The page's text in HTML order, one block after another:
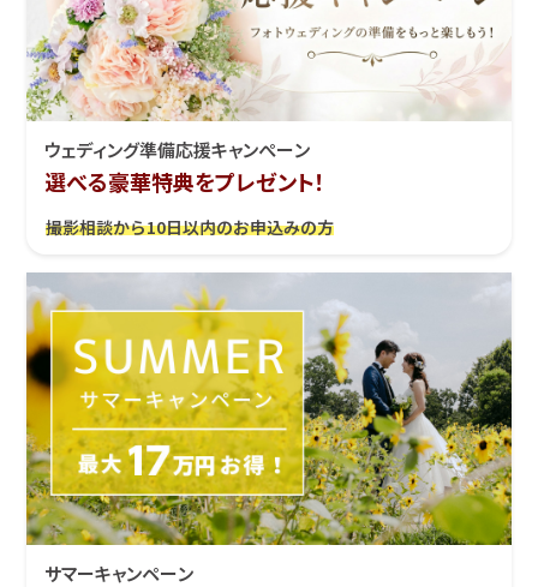
ウェディング準備応援キャンぺーン
選べる豪華特典をプレゼント！
撮影相談から10日以内のお申込みの方
サマーキャンペーン